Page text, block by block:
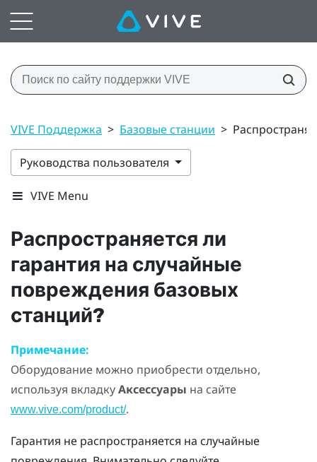
VIVE Поддержка > Базовые станции >
Руководства пользователя
VIVE Menu
Распространяется ли
гарантия на случайные
повреждения базовых
станций?
Примечание:
Оборудование можно приобрести отдельно,
используя вкладкуАксессуары на сайте
www.vive.com/product/.
Гарантия не распространяется на случайные